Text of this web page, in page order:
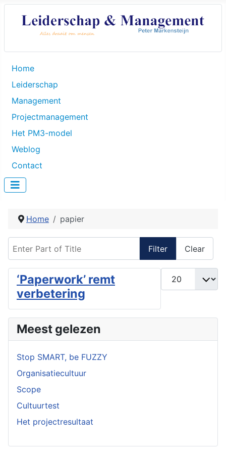
Home
Leiderschap
Management
Projectmanagement
Het PM3-model
Weblog
Contact
Home papier
Filter Clear
Display #
‘Paperwork’ remt
verbetering
Meest gelezen
Stop SMART, be FUZZY
Organisatiecultuur
Scope
Cultuurtest
Het projectresultaat